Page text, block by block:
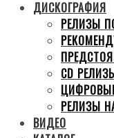
ДИСКОГРАФИЯ
РЕЛИЗЫ
CD
РЕЛИЗЫ
ВИДЕО